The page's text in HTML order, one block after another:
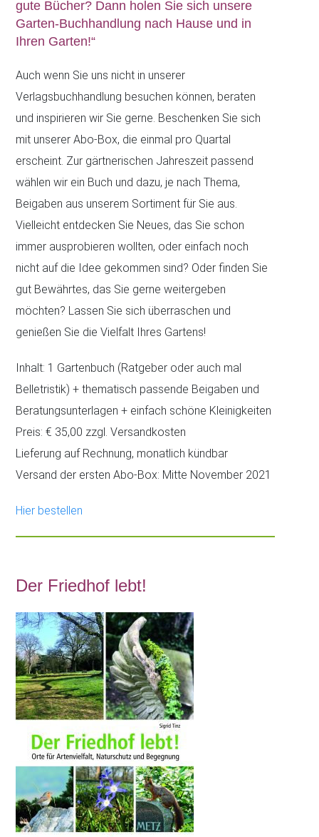
gute Bücher? Dann holen Sie sich unsere
Garten-Buchhandlung nach Hause und in
Ihren Garten!“
Auch wenn Sie uns nicht in unserer
Verlagsbuchhandlung besuchen können, beraten
und inspirieren wir Sie gerne. Beschenken Sie sich
mit unserer Abo-Box, die einmal pro Quartal
erscheint. Zur gärtnerischen Jahreszeit passend
wählen wir ein Buch und dazu, je nach Thema,
Beigaben aus unserem Sortiment für Sie aus.
Vielleicht entdecken Sie Neues, das Sie schon
immer ausprobieren wollten, oder einfach noch
nicht auf die Idee gekommen sind? Oder finden Sie
gut Bewährtes, das Sie gerne weitergeben
möchten? Lassen Sie sich überraschen und
genießen Sie die Vielfalt Ihres Gartens!
Inhalt: 1 Gartenbuch (Ratgeber oder auch mal
Belletristik) + thematisch passende Beigaben und
Beratungsunterlagen + einfach schöne Kleinigkeiten
Preis: € 35,00 zzgl. Versandkosten
Lieferung auf Rechnung, monatlich kündbar
Versand der ersten Abo-Box: Mitte November 2021
Hier bestellen
Der Friedhof lebt!